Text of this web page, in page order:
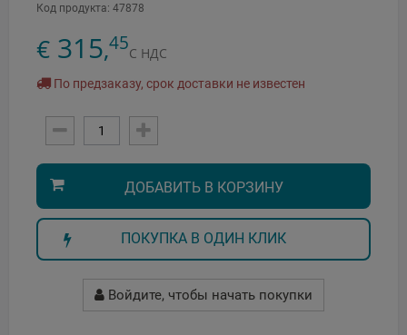
Код продукта: 47878
€ 315,45С НДС
По предзаказу, срок доставки не известен
ДОБАВИТЬ В КОРЗИНУ
ПОКУПКА В ОДИН КЛИК
Войдите, чтобы начать покупки